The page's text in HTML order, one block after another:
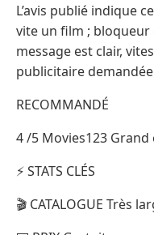
L’avis publié indique
vite un film ; bloqueur
message est clair,
publicitaire
RECOMMANDÉ
4 /5 Movies123
⚡ STATS CLÉS
🎬 CATALOGUE Très